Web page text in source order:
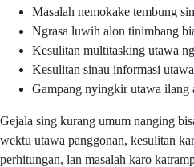
Masalah nemokake tembung
Ngrasa luwih alon tinimbang
Kesulitan multitasking utawa
Kesulitan sinau informasi
Gampang nyingkir utawa ilang
Gejala sing kurang umum nanging
wektu utawa panggonan, kesulitan
perhitungan, lan masalah karo